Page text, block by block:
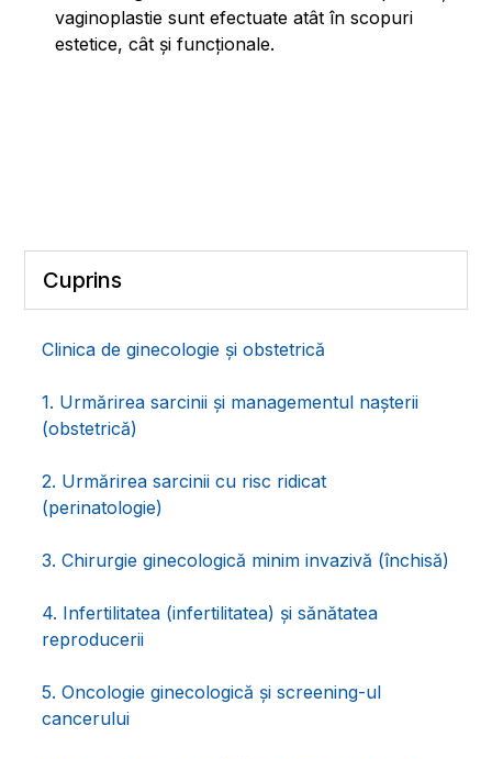
vaginoplastie sunt efectuate atât în scopuri
estetice, cât și funcționale.
Cuprins
Clinica de ginecologie și obstetrică
1. Urmărirea sarcinii și managementul nașterii
(obstetrică)
2. Urmărirea sarcinii cu risc ridicat
(perinatologie)
3. Chirurgie ginecologică minim invazivă (închisă)
4. Infertilitatea (infertilitatea) și sănătatea
reproducerii
5. Oncologie ginecologică și screening-ul
cancerului